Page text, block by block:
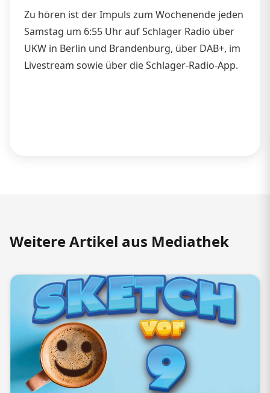
Zu hören ist der Impuls zum Wochenende jeden
Samstag um 6:55 Uhr auf Schlager Radio über
UKW in Berlin und Brandenburg, über DAB+, im
Livestream sowie über die Schlager-Radio-App.
Weitere Artikel aus Mediathek